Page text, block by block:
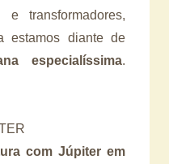
e transformadores,
estamos diante de
especialíssima.
com Júpiter em